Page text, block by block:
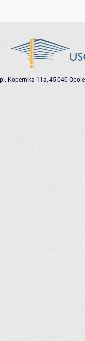
pl. Kopernika 11a, 45-040 Opole